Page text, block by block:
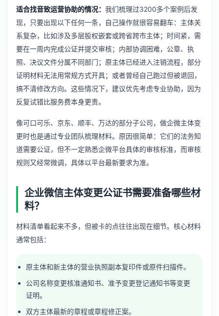
适合找音致运营协助的情况： 我们梳理过3200多个案例后发
现，只要出现以下任何一条，自己操作就很容易翻车：主体关
系复杂，比如涉及多层股权嵌套或跨省跨市主体；时间紧，需
要在一周内完成公证并提交审核；内部协调困难，公章、执
照、决议文件分属不同部门；原主体已经进入注销流程，部分
证明材料无法用常规方式开具；或者曾经自己跑过但被退回，
搞不清修改方向。这些情况下，建议优先考虑专业协助，因为
反复试错比服务费本身更贵。
像可口可乐、京东、顺丰、万达的部分子公司，做企微主体变
更时也是通过专业团队梳理材料。原因很简单：它们的法务知
道需要公证，但不一定熟悉企微平台具体的审核标准，而审核
规则又经常微调，具体以平台最新要求为准。
企业微信主体变更公证书需要准备哪些材
料？
材料清单看起来不多，但被卡的点往往出现在细节。核心材料
通常包括：
原主体和新主体的营业执照副本复印件或原件扫描件。
公司名称变更核准通知书、准予变更登记通知书等变更
证明。
双方主体最新的章程或章程修正案。